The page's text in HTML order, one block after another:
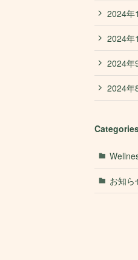
2024年
2024年
2024年
2024年
お知ら